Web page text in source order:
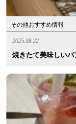
その他おすすめ情報
2025.08.22
焼きたて美味しいパ